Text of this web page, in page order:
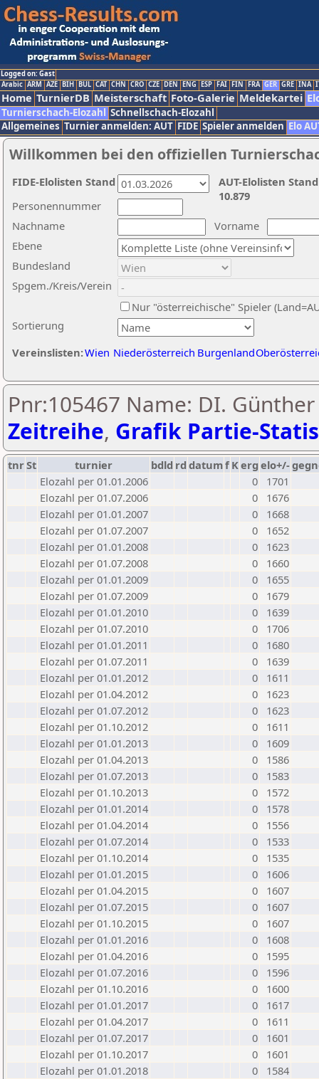
Logged on: Gast
Arabic ARM AZE BIH BUL CAT CHN CRO CZE DEN ENG ESP FAI FIN FRA GER GRE INA
Home TurnierDB Meisterschaft Foto-Galerie Meldekartei
Turnierschach-Elozahl Schnellschach-Elozahl
Allgemeines Turnier anmelden: AUT FIDE Spieler anmelden Elo
Willkommen bei den offiziellen
Nachname
Vorname
Ebene
Sortierung
Personennummer
Bundesland
Spgem./Kreis/Verein
Nur "österreichische" Spieler
Vereinslisten:Wien Niederösterreich Burgenland
AUT-Elolisten
10.879
FIDE-Elolisten Stand
Pnr:105467 Name: DI.
Zeitreihe, Grafik Partie-
tnrSt turnier bdld rd datumf Kerg elo+/-
Elozahl per 01.01.2006
0
1701
Elozahl per 01.07.2006
0
1676
Elozahl per 01.01.2007
0
1668
Elozahl per 01.07.2007
0
1652
Elozahl per 01.01.2008
0
1623
Elozahl per 01.07.2008
0
1660
Elozahl per 01.01.2009
0
1655
Elozahl per 01.07.2009
0
1679
Elozahl per 01.01.2010
0
1639
Elozahl per 01.07.2010
0
1706
Elozahl per 01.01.2011
0
1680
Elozahl per 01.07.2011
0
1639
Elozahl per 01.01.2012
0
1611
Elozahl per 01.04.2012
0
1623
Elozahl per 01.07.2012
0
1623
Elozahl per 01.10.2012
0
1611
Elozahl per 01.01.2013
0
1609
Elozahl per 01.04.2013
0
1586
Elozahl per 01.07.2013
0
1583
Elozahl per 01.10.2013
0
1572
Elozahl per 01.01.2014
0
1578
Elozahl per 01.04.2014
0
1556
Elozahl per 01.07.2014
0
1533
Elozahl per 01.10.2014
0
1535
Elozahl per 01.01.2015
0
1606
Elozahl per 01.04.2015
0
1607
Elozahl per 01.07.2015
0
1607
Elozahl per 01.10.2015
0
1607
Elozahl per 01.01.2016
0
1608
Elozahl per 01.04.2016
0
1595
Elozahl per 01.07.2016
0
1596
Elozahl per 01.10.2016
0
1600
Elozahl per 01.01.2017
0
1617
Elozahl per 01.04.2017
0
1611
Elozahl per 01.07.2017
0
1601
Elozahl per 01.10.2017
0
1601
Elozahl per 01.01.2018
0
1584